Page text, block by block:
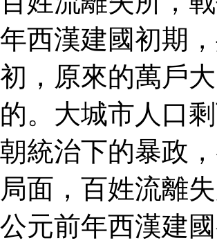
年西漢建國初期
初，原來的萬戶
的。大城市人口
朝統治下的暴政
局面，百姓流離
公元前年西漢建